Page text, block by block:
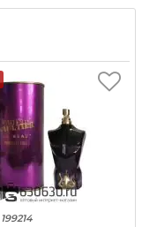
199214